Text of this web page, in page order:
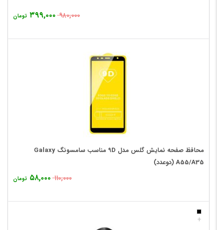
۹۸۰,۰۰۰ ۳۹۹,۰۰۰ تومان
محافظ صفحه نمایش گلس مدل 9D مناسب سامسونگ Galaxy
A55/A35 (دوعدد)
۱۱۰,۰۰۰ ۵۸,۰۰۰ تومان
+